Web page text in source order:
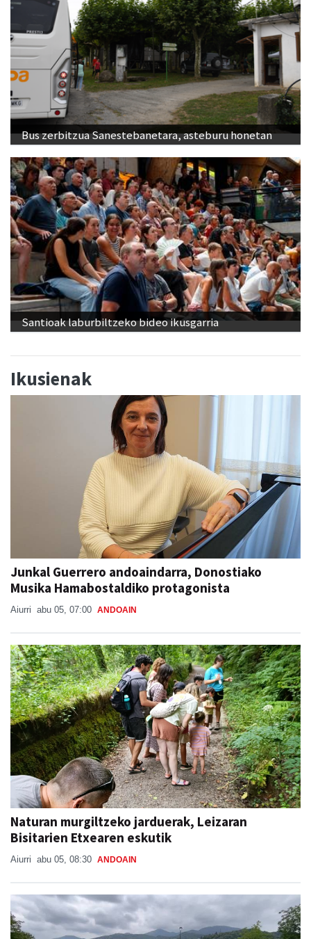
Bus zerbitzua Sanestebanetara, asteburu honetan
Santioak laburbiltzeko bideo ikusgarria
Ikusienak
Junkal Guerrero andoaindarra, Donostiako
Musika Hamabostaldiko protagonista
Aiurri abu 05, 07:00 ANDOAIN
Naturan murgiltzeko jarduerak, Leizaran
Bisitarien Etxearen eskutik
Aiurri abu 05, 08:30 ANDOAIN